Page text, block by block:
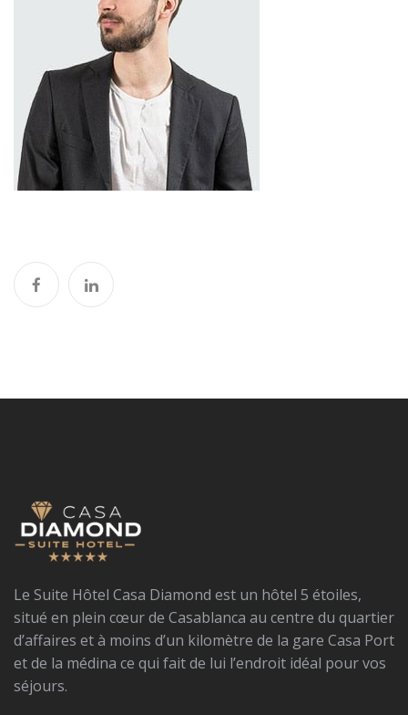
Le Suite Hôtel Casa Diamond est un hôtel 5 étoiles,
situé en plein cœur de Casablanca au centre du quartier
d’affaires et à moins d’un kilomètre de la gare Casa Port
et de la médina ce qui fait de lui l’endroit idéal pour vos
séjours.